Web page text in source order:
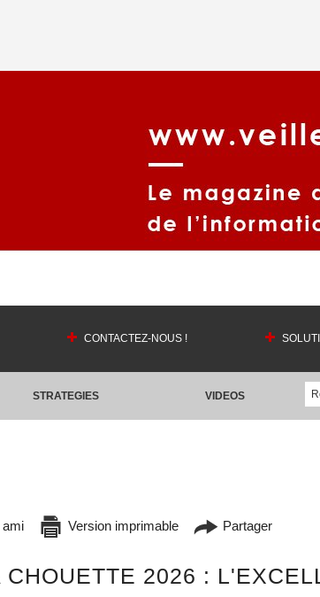
CONTACTEZ-NOUS !
STRATEGIES VIDEOS
ami Version imprimable Partager
2026 :